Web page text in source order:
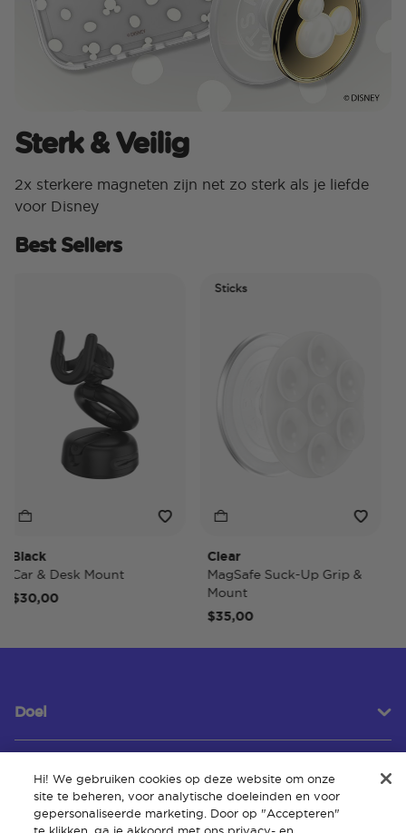
Sterk & Veilig
2x sterkere magneten zijn net zo sterk als je liefde
voor Disney
Best Sellers
& Desk Mount
Sticks
Clear
MagSafe Suck-Up Grip &
Mount
$35,00
Doel
Klantenservice
Hi! We gebruiken cookies op deze website om onze
site te beheren, voor analytische doeleinden en voor
gepersonaliseerde marketing. Door op "Accepteren"
te klikken, ga je akkoord met ons privacy- en